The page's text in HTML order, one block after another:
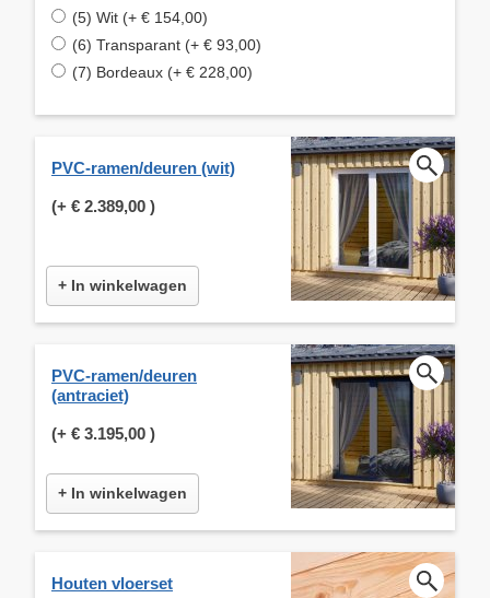
(5) Wit (+ € 154,00)
(6) Transparant (+ € 93,00)
(7) Bordeaux (+ € 228,00)
PVC-ramen/deuren (wit)
(+ € 2.389,00 )
+ In winkelwagen
PVC-ramen/deuren
(antraciet)
(+ € 3.195,00 )
+ In winkelwagen
Houten vloerset